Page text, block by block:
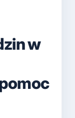
w